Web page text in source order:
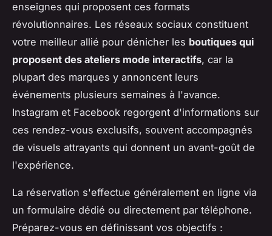
enseignes qui proposent ces formats
révolutionnaires. Les réseaux sociaux constituent
votre meilleur allié pour dénicher les boutiques qui
proposent des ateliers mode interactifs, car la
plupart des marques y annoncent leurs
événements plusieurs semaines à l'avance.
Instagram et Facebook regorgent d'informations sur
ces rendez-vous exclusifs, souvent accompagnés
de visuels attrayants qui donnent un avant-goût de
l'expérience.
La réservation s'effectue généralement en ligne via
un formulaire dédié ou directement par téléphone.
Préparez-vous en définissant vos objectifs :